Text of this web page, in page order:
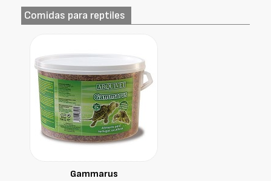
Comidas para reptiles
Gammarus